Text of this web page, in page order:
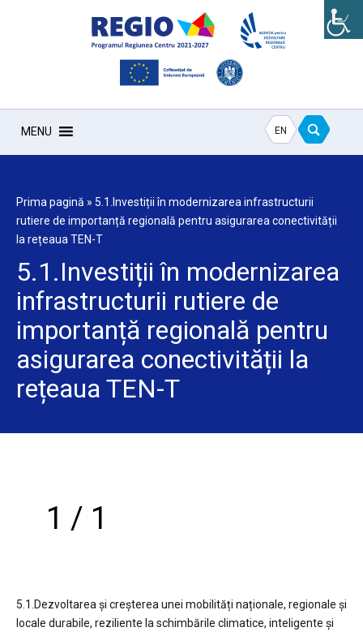
MENU EN
Prima pagină » 5.1.Investiții în modernizarea infrastructurii
rutiere de importanță regională pentru asigurarea conectivității
la rețeaua TEN-T
5.1.Investiții în modernizarea
infrastructurii rutiere de
importanță regională pentru
asigurarea conectivității la
rețeaua TEN-T
1 / 1
5.1.Dezvoltarea și creșterea unei mobilități naționale, regionale și
locale durabile, reziliente la schimbările climatice, inteligente și